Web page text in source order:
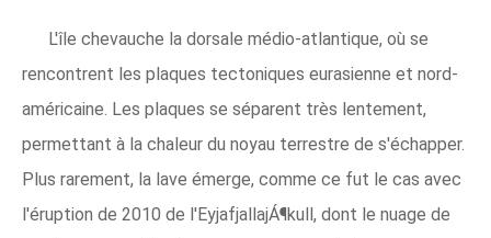
L'île chevauche la dorsale médio-atlantique, où se
rencontrent les plaques tectoniques eurasienne et nord-
américaine. Les plaques se séparent très lentement,
permettant à la chaleur du noyau terrestre de s'échapper.
Plus rarement, la lave émerge, comme ce fut le cas avec
l'éruption de 2010 de l'EyjafjallajÁ¶kull, dont le nuage de